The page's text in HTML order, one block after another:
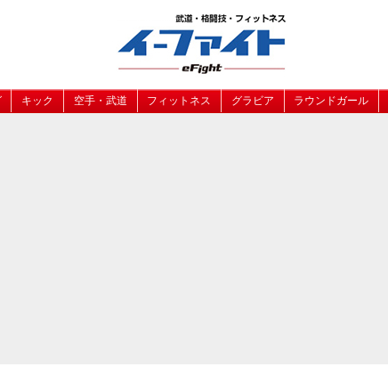
キック 空手・武道 フィットネス グラビア ラウンドガール